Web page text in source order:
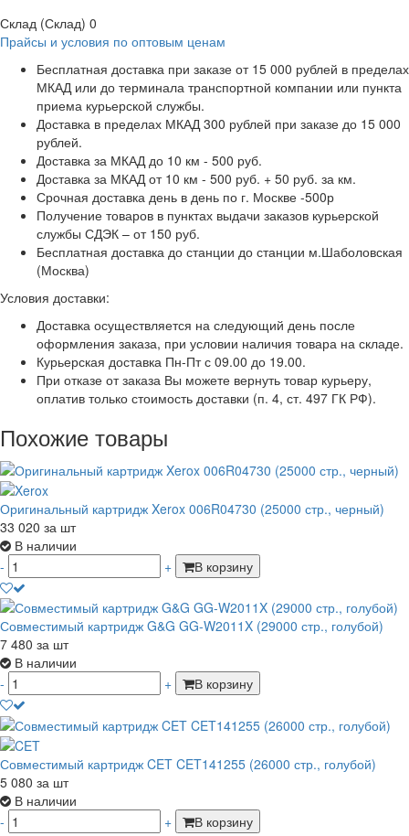
Склад (Склад) 0
Прайсы и условия по оптовым ценам
Бесплатная доставка при заказе от 15 000 рублей в пределах
МКАД или до терминала транспортной компании или пункта
приема курьерской службы.
Доставка в пределах МКАД 300 рублей при заказе до 15 000
рублей.
Доставка за МКАД до 10 км - 500 руб.
Доставка за МКАД от 10 км - 500 руб. + 50 руб. за км.
Срочная доставка день в день по г. Москве -500р
Получение товаров в пунктах выдачи заказов курьерской
службы СДЭК – от 150 руб.
Бесплатная доставка до станции до станции м.Шаболовская
(Москва)
Условия доставки:
Доставка осуществляется на следующий день после
оформления заказа, при условии наличия товара на складе.
Курьерская доставка Пн-Пт с 09.00 до 19.00.
При отказе от заказа Вы можете вернуть товар курьеру,
оплатив только стоимость доставки (п. 4, ст. 497 ГК РФ).
Похожие товары
Оригинальный картридж Xerox 006R04730 (25000 стр., черный)
33 020 за шт
В наличии
-
+ В корзину
Совместимый картридж G&G GG-W2011X (29000 стр., голубой)
7 480 за шт
В наличии
-
+ В корзину
Совместимый картридж CET CET141255 (26000 стр., голубой)
5 080 за шт
В наличии
-
+ В корзину